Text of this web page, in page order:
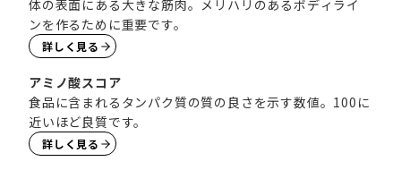
FOLLOW US
体の表面にある大きな筋肉。メリハリのあるボディライ
ンを作るために重要です。
詳しく見る
アミノ酸スコア
食品に含まれるタンパク質の質の良さを示す数値。100に
近いほど良質です。
詳しく見る